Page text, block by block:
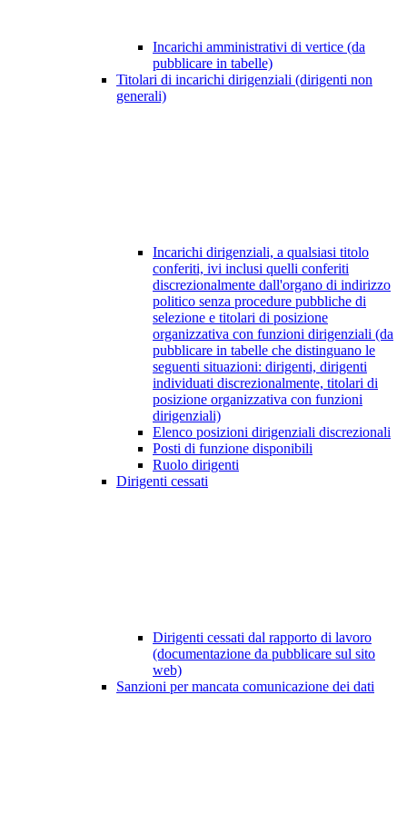
Incarichi amministrativi di vertice (da
pubblicare in tabelle)
Titolari di incarichi dirigenziali (dirigenti non
generali)
Incarichi dirigenziali, a qualsiasi titolo
conferiti, ivi inclusi quelli conferiti
discrezionalmente dall'organo di indirizzo
politico senza procedure pubbliche di
selezione e titolari di posizione
organizzativa con funzioni dirigenziali (da
pubblicare in tabelle che distinguano le
seguenti situazioni: dirigenti, dirigenti
individuati discrezionalmente, titolari di
posizione organizzativa con funzioni
dirigenziali)
Elenco posizioni dirigenziali discrezionali
Posti di funzione disponibili
Ruolo dirigenti
Dirigenti cessati
Dirigenti cessati dal rapporto di lavoro
(documentazione da pubblicare sul sito
web)
Sanzioni per mancata comunicazione dei dati